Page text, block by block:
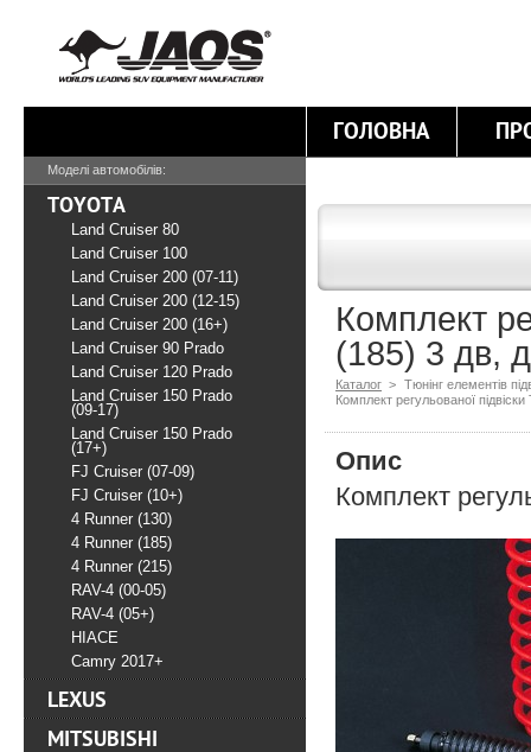
ГОЛОВНА
Комплект
(185) 3 дв,
Каталог > Тюнінг елементів
Комплект регульованої
Опис
Комплект
Моделі автомобілів:
TOYOTA
Land Cruiser 80
Land Cruiser 100
Land Cruiser 200 (07-11)
Land Cruiser 200 (12-15)
Land Cruiser 200 (16+)
Land Cruiser 90 Prado
Land Cruiser 120 Prado
Land Cruiser 150 Prado
(09-17)
Land Cruiser 150 Prado
(17+)
FJ Cruiser (07-09)
FJ Cruiser (10+)
4 Runner (130)
4 Runner (185)
4 Runner (215)
RAV-4 (00-05)
RAV-4 (05+)
HIACE
Camry 2017+
LEXUS
MITSUBISHI